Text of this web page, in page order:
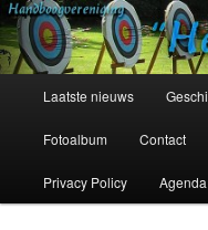
Spring
naar
de
primaire
Heibloem
Sinds 1954
Laatste nieuws
Fotoalbum Contact
Privacy Policy Agenda